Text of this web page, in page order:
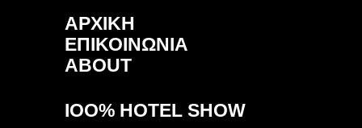
ΑΡΧΙΚΗ
ΕΠΙΚΟΙΝΩΝΙΑ
ABOUT
IOO% HOTEL SHOW